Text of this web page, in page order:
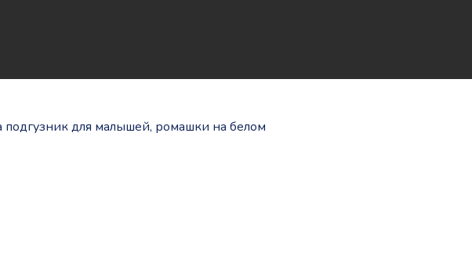
подгузник для малышей, ромашки на белом